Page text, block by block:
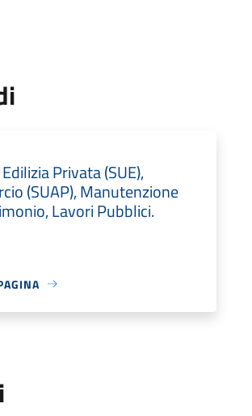
Privata (SUE),
(SUAP), Manutenzione
Lavori Pubblici.